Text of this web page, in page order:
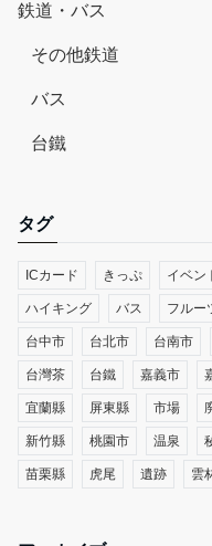
鉄道・バス
その他鉄道
バス
台鐵
タグ
ICカード きっぷ イベン
ハイキング バス フルー
台中市 台北市 台南市
台灣茶 台鐵 嘉義市
宜蘭縣 屏東縣 市場
新竹縣 桃園市 温泉
苗栗縣 虎尾 遺跡 雲